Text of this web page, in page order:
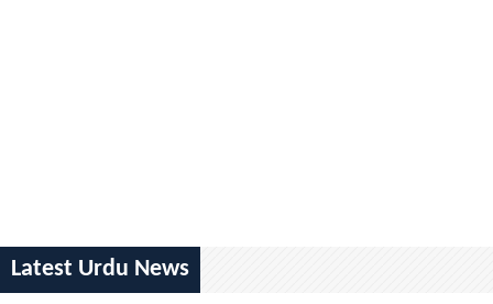
Latest Urdu News